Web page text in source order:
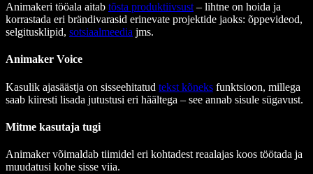
Animakeri tööala aitab tõsta produktiivsust – lihtne on hoida ja
korrastada eri brändivarasid erinevate projektide jaoks: õppevideod,
selgitusklipid, sotsiaalmeedia jms.
Animaker Voice
Kasulik ajasäästja on sisseehitatud tekst kõneks funktsioon, millega
saab kiiresti lisada jutustusi eri häältega – see annab sisule sügavust.
Mitme kasutaja tugi
Animaker võimaldab tiimidel eri kohtadest reaalajas koos töötada ja
muudatusi kohe sisse viia.